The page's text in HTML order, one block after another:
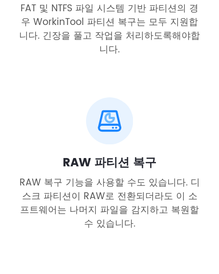
FAT 및 NTFS 파일 시스템 기반 파티션의 경
우 WorkinTool 파티션 복구는 모두 지원합
니다. 긴장을 풀고 작업을 처리하도록해야합
니다.
RAW 파티션 복구
RAW 복구 기능을 사용할 수도 있습니다. 디
스크 파티션이 RAW로 전환되더라도 이 소
프트웨어는 나머지 파일을 감지하고 복원할
수 있습니다.